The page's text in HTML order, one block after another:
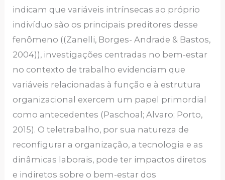
indicam que variáveis intrínsecas ao próprio
indivíduo são os principais preditores desse
fenômeno ((Zanelli, Borges- Andrade & Bastos,
2004)), investigações centradas no bem-estar
no contexto de trabalho evidenciam que
variáveis relacionadas à função e à estrutura
organizacional exercem um papel primordial
como antecedentes (Paschoal; Alvaro; Porto,
2015). O teletrabalho, por sua natureza de
reconfigurar a organização, a tecnologia e as
dinâmicas laborais, pode ter impactos diretos
e indiretos sobre o bem-estar dos